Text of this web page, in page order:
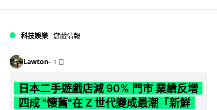
科技娛樂 遊戲情報
Lawton 1 日
日本二手遊戲店減 90% 門市 業績反增
四成 "懷舊"在 Z 世代變成最潮「新鮮